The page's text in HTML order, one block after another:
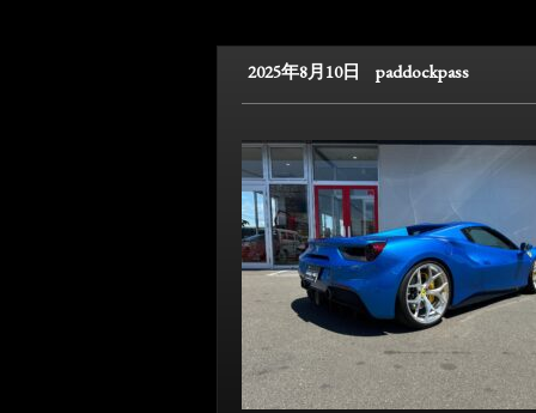
2025年8月10日 paddockpass